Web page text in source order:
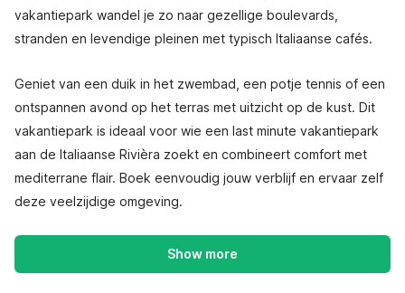
vakantiepark wandel je zo naar gezellige boulevards,
stranden en levendige pleinen met typisch Italiaanse cafés.
Geniet van een duik in het zwembad, een potje tennis of een
ontspannen avond op het terras met uitzicht op de kust. Dit
vakantiepark is ideaal voor wie een last minute vakantiepark
aan de Italiaanse Rivièra zoekt en combineert comfort met
mediterrane flair. Boek eenvoudig jouw verblijf en ervaar zelf
deze veelzijdige omgeving.
Show more